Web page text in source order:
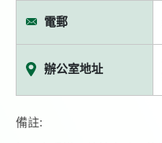
電郵
辦公室地址
備註: